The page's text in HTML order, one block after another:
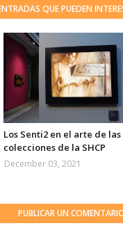
QUE PUEDEN
Los Senti2 en el arte de las
colecciones de la SHCP
December 03, 2021
PUBLICAR UN